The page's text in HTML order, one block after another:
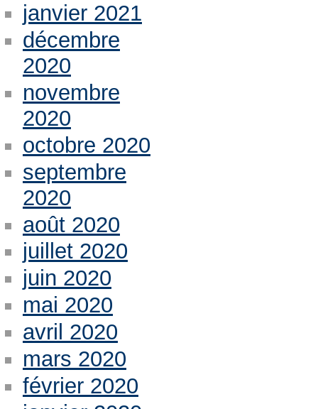
janvier 2021
décembre
2020
novembre
2020
octobre 2020
septembre
2020
août 2020
juillet 2020
juin 2020
mai 2020
avril 2020
mars 2020
février 2020